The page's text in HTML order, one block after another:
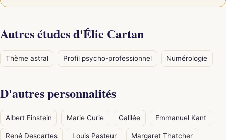
Autres études d'Élie Cartan
Thème astral Profil psycho-professionnel Numérologie
D'autres personnalités
Albert Einstein Marie Curie Galilée Emmanuel Kant
René Descartes Louis Pasteur Margaret Thatcher